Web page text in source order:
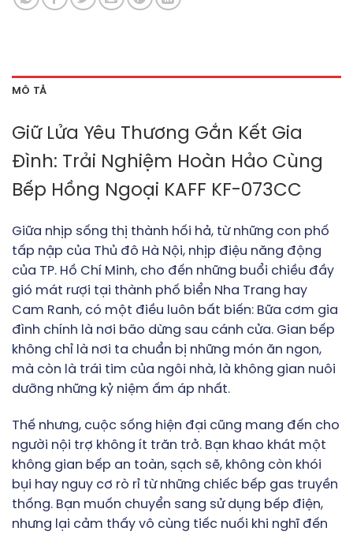
MÔ TẢ
Giữ Lửa Yêu Thương Gắn Kết Gia
Đình: Trải Nghiệm Hoàn Hảo Cùng
Bếp Hồng Ngoại KAFF KF-073CC
Giữa nhịp sống thị thành hối hả, từ những con phố
tấp nập của Thủ đô Hà Nội, nhịp điệu năng động
của TP. Hồ Chí Minh, cho đến những buổi chiều đầy
gió mát rượi tại thành phố biển Nha Trang hay
Cam Ranh, có một điều luôn bất biến: Bữa cơm gia
đình chính là nơi bão dừng sau cánh cửa. Gian bếp
không chỉ là nơi ta chuẩn bị những món ăn ngon,
mà còn là trái tim của ngôi nhà, là không gian nuôi
dưỡng những kỷ niệm ấm áp nhất.
Thế nhưng, cuộc sống hiện đại cũng mang đến cho
người nội trợ không ít trăn trở. Bạn khao khát một
không gian bếp an toàn, sạch sẽ, không còn khói
bụi hay nguy cơ rò rỉ từ những chiếc bếp gas truyền
thống. Bạn muốn chuyển sang sử dụng bếp điện,
nhưng lại cảm thấy vô cùng tiếc nuối khi nghĩ đến